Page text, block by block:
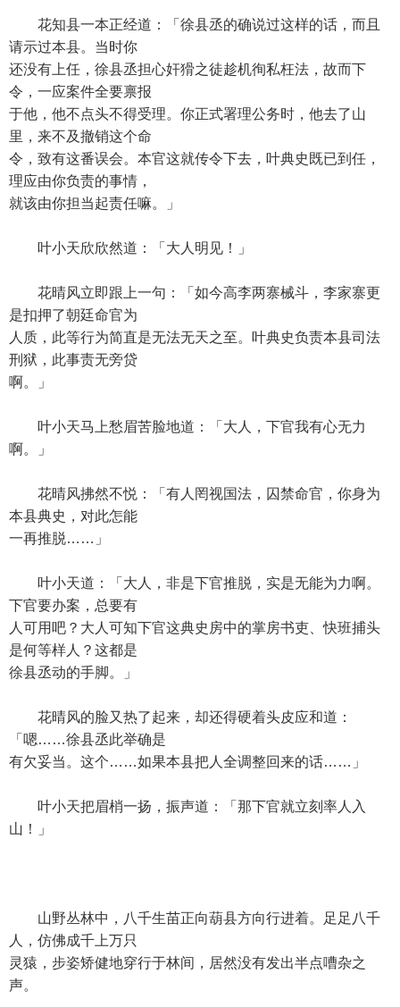
花知县一本正经道：「徐县丞的确说过这样的话，而且
请示过本县。当时你
还没有上任，徐县丞担心奸猾之徒趁机徇私枉法，故而下
令，一应案件全要禀报
于他，他不点头不得受理。你正式署理公务时，他去了山
里，来不及撤销这个命
令，致有这番误会。本官这就传令下去，叶典史既已到任，
理应由你负责的事情，
就该由你担当起责任嘛。」
叶小天欣欣然道：「大人明见！」
花晴风立即跟上一句：「如今高李两寨械斗，李家寨更
是扣押了朝廷命官为
人质，此等行为简直是无法无天之至。叶典史负责本县司法
刑狱，此事责无旁贷
啊。」
叶小天马上愁眉苦脸地道：「大人，下官我有心无力
啊。」
花晴风拂然不悦：「有人罔视国法，囚禁命官，你身为
本县典史，对此怎能
一再推脱……」
叶小天道：「大人，非是下官推脱，实是无能为力啊。
下官要办案，总要有
人可用吧？大人可知下官这典史房中的掌房书吏、快班捕头
是何等样人？这都是
徐县丞动的手脚。」
花晴风的脸又热了起来，却还得硬着头皮应和道：
「嗯……徐县丞此举确是
有欠妥当。这个……如果本县把人全调整回来的话……」
叶小天把眉梢一扬，振声道：「那下官就立刻率人入
山！」
山野丛林中，八千生苗正向葫县方向行进着。足足八千
人，仿佛成千上万只
灵猿，步姿矫健地穿行于林间，居然没有发出半点嘈杂之
声。